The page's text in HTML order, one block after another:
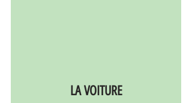
LA VOITURE